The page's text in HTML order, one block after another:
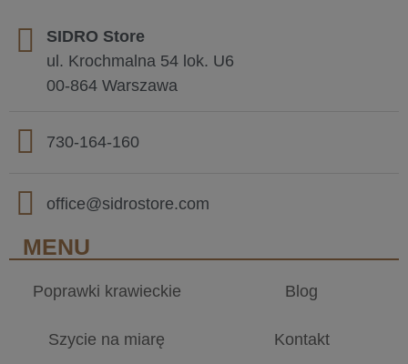
SIDRO Store
ul. Krochmalna 54 lok. U6
00-864 Warszawa
730-164-160
office@sidrostore.com
MENU
Poprawki krawieckie
Szycie na miarę
Blog
Kontakt